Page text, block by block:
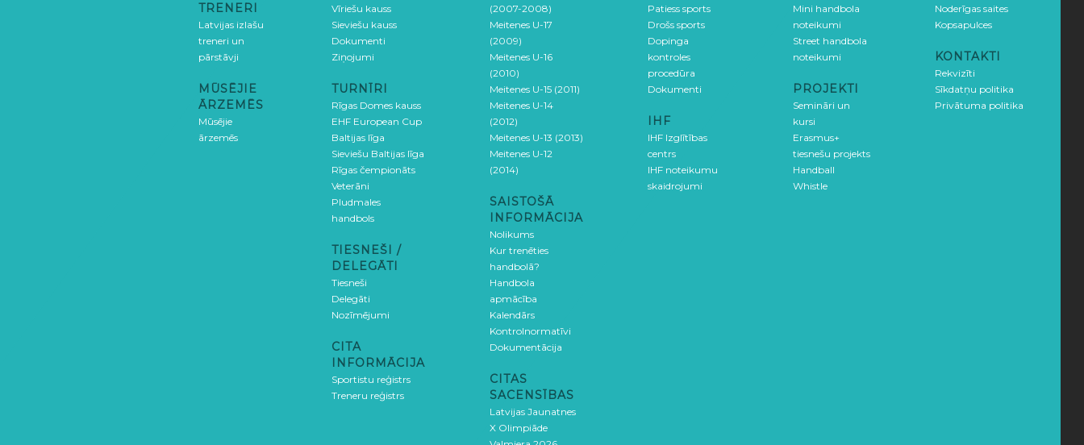
TRENERI
Latvijas izlašu
treneri un
pārstāvji
MŪSĒJIE
ĀRZEMĒS
Mūsējie
ārzemēs
Vīriešu kauss
Sieviešu kauss
Dokumenti
Ziņojumi
TURNĪRI
Rīgas Domes kauss
EHF European Cup
Baltijas līga
Sieviešu Baltijas līga
Rīgas čempionāts
Veterāni
Pludmales
handbols
TIESNEŠI /
DELEGĀTI
Tiesneši
Delegāti
Nozīmējumi
CITA
INFORMĀCIJA
Sportistu reģistrs
Treneru reģistrs
(2007-2008)
Meitenes U-17
(2009)
Meitenes U-16
(2010)
Meitenes U-15 (2011)
Meitenes U-14
(2012)
Meitenes U-13 (2013)
Meitenes U-12
(2014)
SAISTOŠĀ
INFORMĀCIJA
Nolikums
Kur trenēties
handbolā?
Handbola
apmācība
Kalendārs
Kontrolnormatīvi
Dokumentācija
CITAS
SACENSĪBAS
Latvijas Jaunatnes
X Olimpiāde
Patiess sports
Drošs sports
Dopinga
kontroles
procedūra
Dokumenti
IHF
IHF Izglītības
centrs
IHF noteikumu
skaidrojumi
Mini handbola
noteikumi
Street handbola
noteikumi
PROJEKTI
Semināri un
kursi
Erasmus+
tiesnešu projekts
Handball
Whistle
Noderīgas saites
Kopsapulces
KONTAKTI
Rekvizīti
Sīkdatņu politika
Privātuma politika